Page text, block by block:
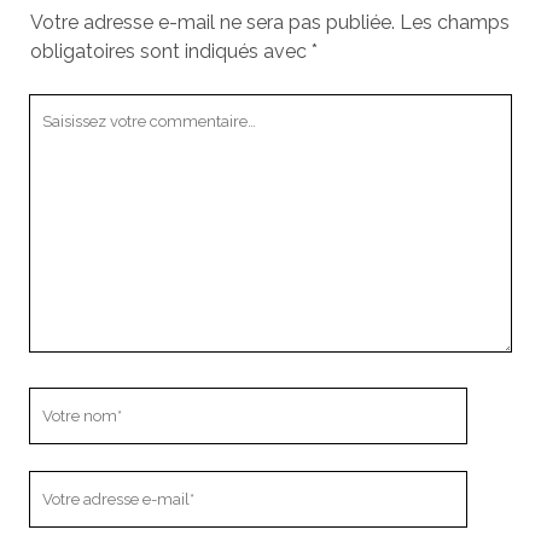
Votre adresse e-mail ne sera pas publiée. Les champs
obligatoires sont indiqués avec *